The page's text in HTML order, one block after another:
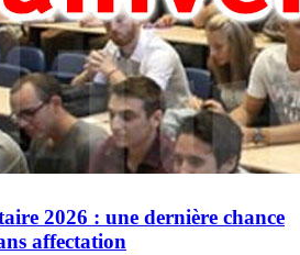
2026 : une dernière chance
affectation